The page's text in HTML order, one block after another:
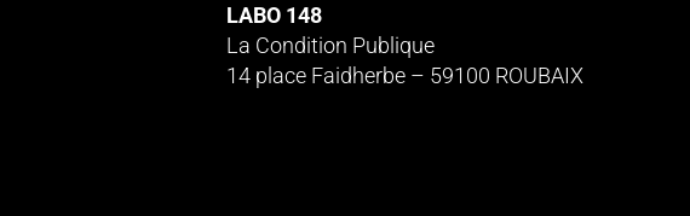
LABO 148
La Condition Publique
14 place Faidherbe – 59100 ROUBAIX